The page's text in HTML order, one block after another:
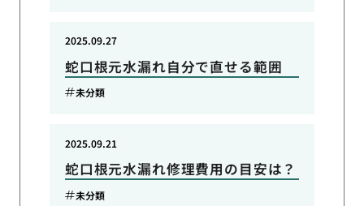
蛇口根元水漏れ自分で直せる範囲
2025.09.27
未分類
蛇口根元水漏れ修理費用の目安は？
2025.09.21
未分類